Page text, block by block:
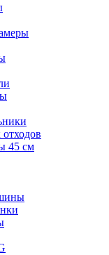
45 см